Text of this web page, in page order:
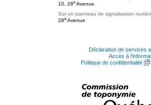
10, 28e Avenue
Sur un panneau de signalisation
28e Avenue
Déclaration de services
Accès à
Politique de confidentialité